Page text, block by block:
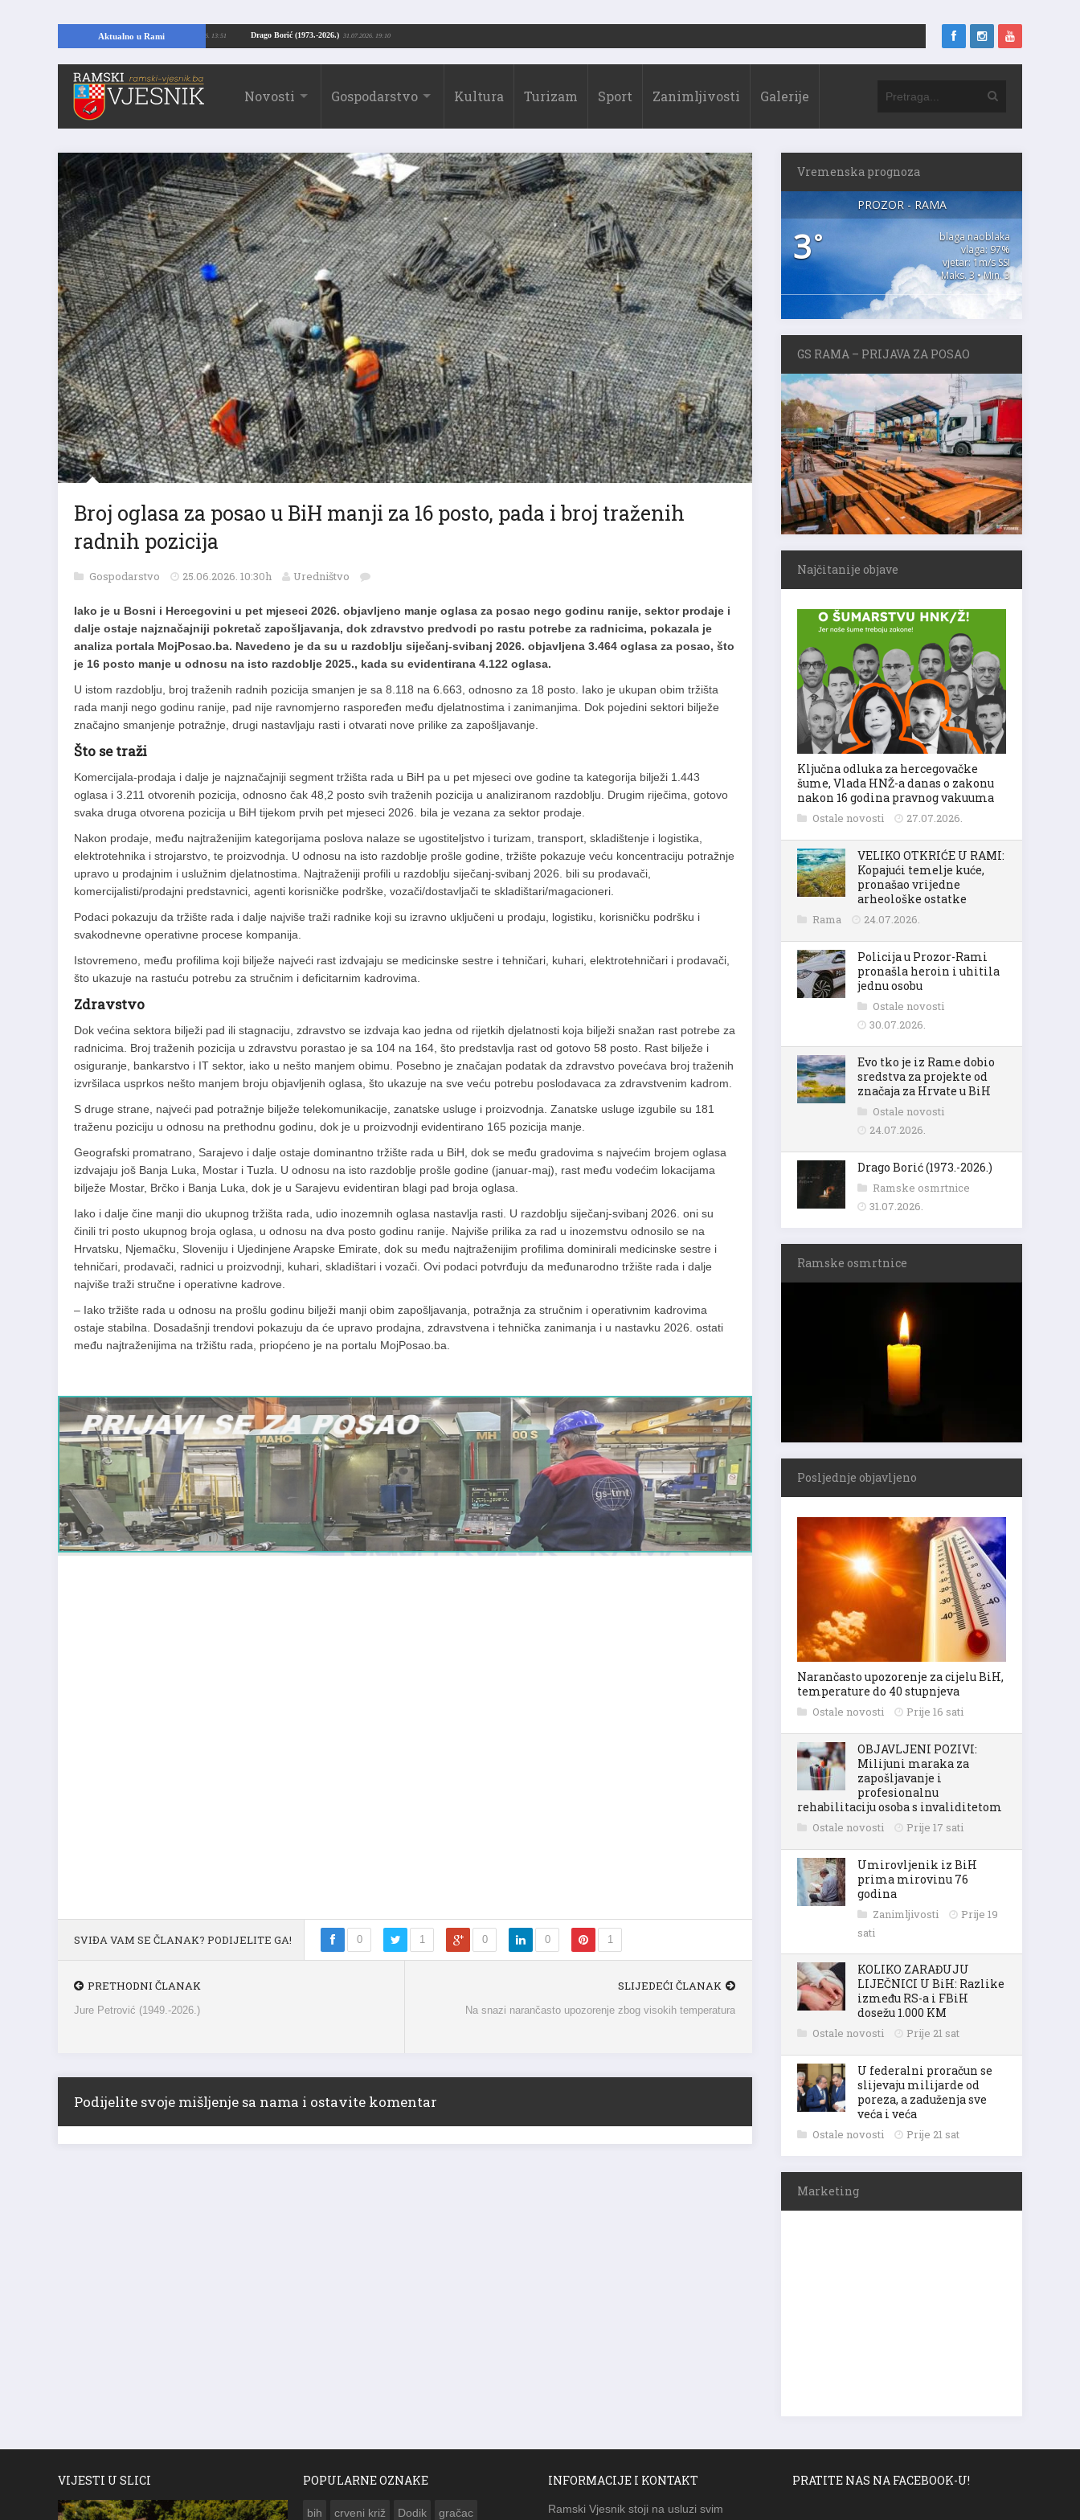
Aktualno u Rami Drago Borić (1973.-2026.) 31.07.2026. 19:10
Kopajući temelje kuće, pronašao vrijedne arheološke ostatke 24.07.2026. 13:51
Novosti Gospodarstvo Kultura Turizam Sport Zanimljivosti Galerije
Broj oglasa za posao u BiH manji za 16 posto, pada i broj traženih
radnih pozicija
Gospodarstvo 25.06.2026. 10:30h Uredništvo
Iako je u Bosni i Hercegovini u pet mjeseci 2026. objavljeno manje oglasa za posao nego godinu ranije, sektor prodaje i
dalje ostaje najznačajniji pokretač zapošljavanja, dok zdravstvo predvodi po rastu potrebe za radnicima, pokazala je
analiza portala MojPosao.ba. Navedeno je da su u razdoblju siječanj-svibanj 2026. objavljena 3.464 oglasa za posao, što
je 16 posto manje u odnosu na isto razdoblje 2025., kada su evidentirana 4.122 oglasa.
U istom razdoblju, broj traženih radnih pozicija smanjen je sa 8.118 na 6.663, odnosno za 18 posto. Iako je ukupan obim tržišta
rada manji nego godinu ranije, pad nije ravnomjerno raspoređen među djelatnostima i zanimanjima. Dok pojedini sektori bilježe
značajno smanjenje potražnje, drugi nastavljaju rasti i otvarati nove prilike za zapošljavanje.
Što se traži
Komercijala-prodaja i dalje je najznačajniji segment tržišta rada u BiH pa u pet mjeseci ove godine ta kategorija bilježi 1.443
oglasa i 3.211 otvorenih pozicija, odnosno čak 48,2 posto svih traženih pozicija u analiziranom razdoblju. Drugim riječima, gotovo
svaka druga otvorena pozicija u BiH tijekom prvih pet mjeseci 2026. bila je vezana za sektor prodaje.
Nakon prodaje, među najtraženijim kategorijama poslova nalaze se ugostiteljstvo i turizam, transport, skladištenje i logistika,
elektrotehnika i strojarstvo, te proizvodnja. U odnosu na isto razdoblje prošle godine, tržište pokazuje veću koncentraciju potražnje
upravo u prodajnim i uslužnim djelatnostima. Najtraženiji profili u razdoblju siječanj-svibanj 2026. bili su prodavači,
komercijalisti/prodajni predstavnici, agenti korisničke podrške, vozači/dostavljači te skladištari/magacioneri.
Podaci pokazuju da tržište rada i dalje najviše traži radnike koji su izravno uključeni u prodaju, logistiku, korisničku podršku i
svakodnevne operativne procese kompanija.
Istovremeno, među profilima koji bilježe najveći rast izdvajaju se medicinske sestre i tehničari, kuhari, elektrotehničari i prodavači,
što ukazuje na rastuću potrebu za stručnim i deficitarnim kadrovima.
Zdravstvo
Dok većina sektora bilježi pad ili stagnaciju, zdravstvo se izdvaja kao jedna od rijetkih djelatnosti koja bilježi snažan rast potrebe za
radnicima. Broj traženih pozicija u zdravstvu porastao je sa 104 na 164, što predstavlja rast od gotovo 58 posto. Rast bilježe i
osiguranje, bankarstvo i IT sektor, iako u nešto manjem obimu. Posebno je značajan podatak da zdravstvo povećava broj traženih
izvršilaca usprkos nešto manjem broju objavljenih oglasa, što ukazuje na sve veću potrebu poslodavaca za zdravstvenim kadrom.
S druge strane, najveći pad potražnje bilježe telekomunikacije, zanatske usluge i proizvodnja. Zanatske usluge izgubile su 181
traženu poziciju u odnosu na prethodnu godinu, dok je u proizvodnji evidentirano 165 pozicija manje.
Geografski promatrano, Sarajevo i dalje ostaje dominantno tržište rada u BiH, dok se među gradovima s najvećim brojem oglasa
izdvajaju još Banja Luka, Mostar i Tuzla. U odnosu na isto razdoblje prošle godine (januar-maj), rast među vodećim lokacijama
bilježe Mostar, Brčko i Banja Luka, dok je u Sarajevu evidentiran blagi pad broja oglasa.
Iako i dalje čine manji dio ukupnog tržišta rada, udio inozemnih oglasa nastavlja rasti. U razdoblju siječanj-svibanj 2026. oni su
činili tri posto ukupnog broja oglasa, u odnosu na dva posto godinu ranije. Najviše prilika za rad u inozemstvu odnosilo se na
Hrvatsku, Njemačku, Sloveniju i Ujedinjene Arapske Emirate, dok su među najtraženijim profilima dominirali medicinske sestre i
tehničari, prodavači, radnici u proizvodnji, kuhari, skladištari i vozači. Ovi podaci potvrđuju da međunarodno tržište rada i dalje
najviše traži stručne i operativne kadrove.
– Iako tržište rada u odnosu na prošlu godinu bilježi manji obim zapošljavanja, potražnja za stručnim i operativnim kadrovima
ostaje stabilna. Dosadašnji trendovi pokazuju da će upravo prodajna, zdravstvena i tehnička zanimanja i u nastavku 2026. ostati
među najtraženijima na tržištu rada, priopćeno je na portalu MojPosao.ba.
SVIĐA VAM SE ČLANAK? PODIJELITE GA! 0 1 0 0 1
PRETHODNI ČLANAK
Jure Petrović (1949.-2026.)
SLIJEDEĆI ČLANAK
Na snazi narančasto upozorenje zbog visokih temperatura
Podijelite svoje mišljenje sa nama i ostavite komentar
Vremenska prognoza
PROZOR - RAMA
3°
blaga naoblaka
vlaga: 97%
vjetar: 1m/s SSI
Maks. 3 • Min. 3
GS RAMA – PRIJAVA ZA POSAO
Najčitanije objave
Ključna odluka za hercegovačke
šume, Vlada HNŽ-a danas o zakonu
nakon 16 godina pravnog vakuuma
Ostale novosti 27.07.2026.
VELIKO OTKRIĆE U RAMI:
Kopajući temelje kuće,
pronašao vrijedne
arheološke ostatke
Rama 24.07.2026.
Policija u Prozor-Rami
pronašla heroin i uhitila
jednu osobu
Ostale novosti
30.07.2026.
Evo tko je iz Rame dobio
sredstva za projekte od
značaja za Hrvate u BiH
Ostale novosti
24.07.2026.
Drago Borić (1973.-2026.)
Ramske osmrtnice
31.07.2026.
Ramske osmrtnice
Posljednje objavljeno
Narančasto upozorenje za cijelu BiH,
temperature do 40 stupnjeva
Ostale novosti Prije 16 sati
OBJAVLJENI POZIVI:
Milijuni maraka za
zapošljavanje i
profesionalnu
rehabilitaciju osoba s invaliditetom
Ostale novosti Prije 17 sati
Umirovljenik iz BiH
prima mirovinu 76
godina
Zanimljivosti
Prije 19
sati
KOLIKO ZARAĐUJU
LIJEČNICI U BiH: Razlike
između RS-a i FBiH
dosežu 1.000 KM
Ostale novosti Prije 21 sat
U federalni proračun se
slijevaju milijarde od
poreza, a zaduženja sve
veća i veća
Ostale novosti Prije 21 sat
Marketing
VIJESTI U SLICI POPULARNE OZNAKE INFORMACIJE I KONTAKT
Ramski Vjesnik stoji na usluzi svim
PRATITE NAS NA FACEBOOK-U!